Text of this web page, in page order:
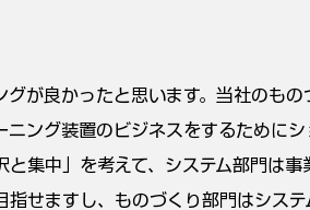
グが良かったと思います。当社のも
ニング装置のビジネスをするために
と集中」を考えて、システム部門は
指せますし、ものづくり部門はシス